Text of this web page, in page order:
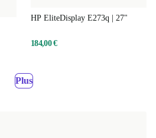
HP EliteDisplay E273q | 27"
184,00 €
Plus